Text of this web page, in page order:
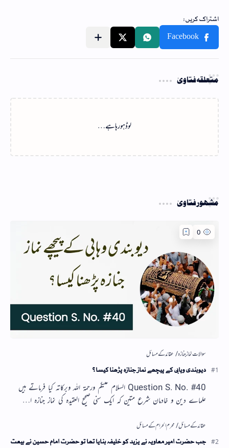
متعلقہ فتاویٰ
لوڈ ہو رہا ہے…
مشہور فتاویٰ
دیوبندی وہابی کے پیچھے نماز جنازہ پڑھنا کیسا؟
Question S. No. #40 السلام علیکم ورحمۃ اللہ وبرکاتہ کیا فرماتے ہیں
علماے دین و خادمان شرع متین کہ ایک سنی صحیح العقیدہ کی نماز جنازہ ا…
جب حضرت امیر معاویہ نے یزید کو خلیفہ بنایا تھا تو حضرت امام حسین نے بیعت